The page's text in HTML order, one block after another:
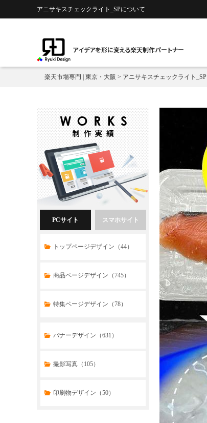
アニサキスチェックライト_SPについて
アイデアを形に変える楽天制作パートナー
楽天市場専門 | 東京・大阪 > アニサキスチェックライト_SP
PCサイト
トップページデザイン（44）
商品ページデザイン（745）
特集ページデザイン（78）
スマホサイト
トップページデザイン（32）
商品ページデザイン（769）
特集ページデザイン（59）
バナーデザイン（631）
撮影写真（105）
印刷物デザイン（50）